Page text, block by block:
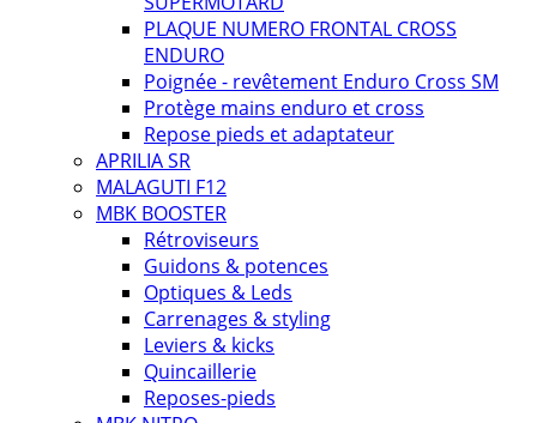
PLAQUE NUMERO FRONTAL CROSS
ENDURO
Poignée - revêtement Enduro Cross SM
Protège mains enduro et cross
Repose pieds et adaptateur
APRILIA SR
MALAGUTI F12
MBK BOOSTER
Rétroviseurs
Guidons & potences
Optiques & Leds
Carrenages & styling
Leviers & kicks
Quincaillerie
Reposes-pieds